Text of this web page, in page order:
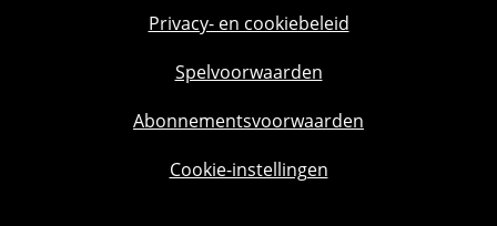
Privacy- en cookiebeleid
Spelvoorwaarden
Abonnementsvoorwaarden
Cookie-instellingen